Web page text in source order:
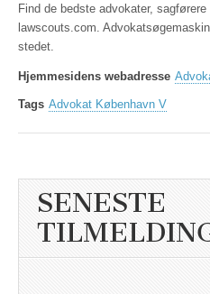
Find de bedste advokater,
lawscouts.com.
stedet.
Hjemmesidens webadresse
Tags Advokat København V
SENESTE